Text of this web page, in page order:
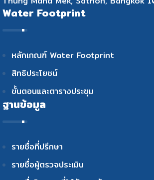
Water Footprint
หลักเกณฑ์ Water Footprint
สิทธิประโยชน์
ขั้นตอนและตารางประชุม
ฐานข้อมูล
รายชื่อที่ปรึกษา
รายชื่อผู้ตรวจประเมิน